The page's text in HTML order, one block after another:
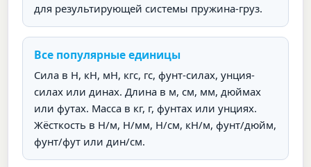
для результирующей системы пружина-груз.
Все популярные единицы
Сила в Н, кН, мН, кгс, гс, фунт-силах, унция-
силах или динах. Длина в м, см, мм, дюймах
или футах. Масса в кг, г, фунтах или унциях.
Жёсткость в Н/м, Н/мм, Н/см, кН/м, фунт/дюйм,
фунт/фут или дин/см.